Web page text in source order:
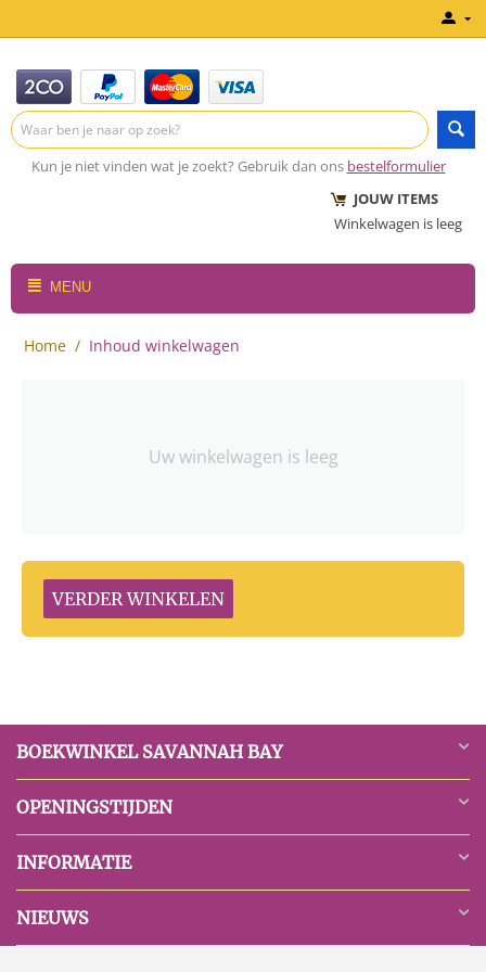
Kun je niet vinden wat je zoekt? Gebruik dan ons bestelformulier
JOUW ITEMS
Winkelwagen is leeg
MENU
Home / Inhoud winkelwagen
Uw winkelwagen is leeg
VERDER WINKELEN
BOEKWINKEL SAVANNAH BAY
OPENINGSTIJDEN
INFORMATIE
NIEUWS